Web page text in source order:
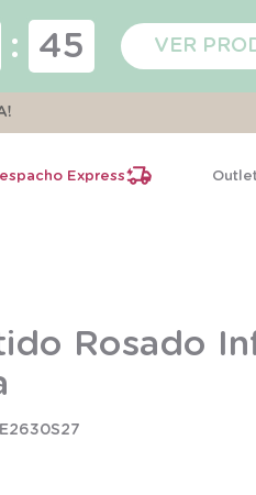
: 45 VER
Express
Rosado